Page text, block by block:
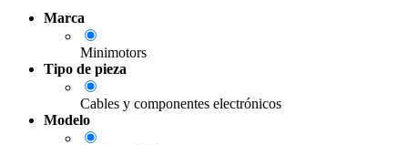
Marca
Minimotors
Tipo de pieza
Cables y componentes electrónicos
Modelo